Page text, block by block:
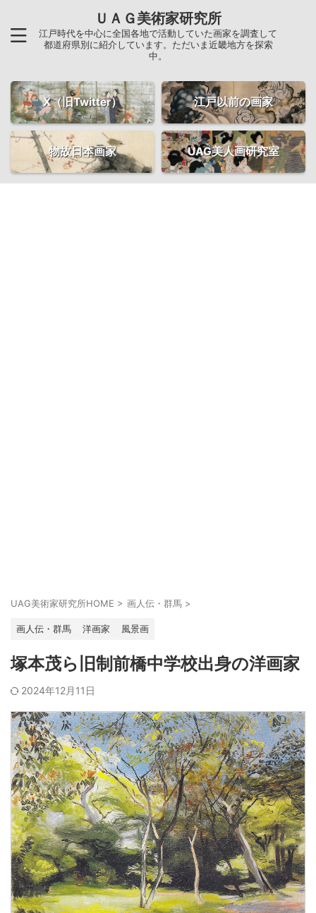
ＵＡＧ美術家研究所
江戸時代を中心に全国各地で活動していた画家を調査して
都道府県別に紹介しています。ただいま近畿地方を探索
中。
X（旧Twitter） 江戸以前の画家
物故日本画家 UAG美人画研究室
UAG美術家研究所HOME > 画人伝・群馬 >
画人伝・群馬 洋画家 風景画
塚本茂ら旧制前橋中学校出身の洋画家
2024年12月11日